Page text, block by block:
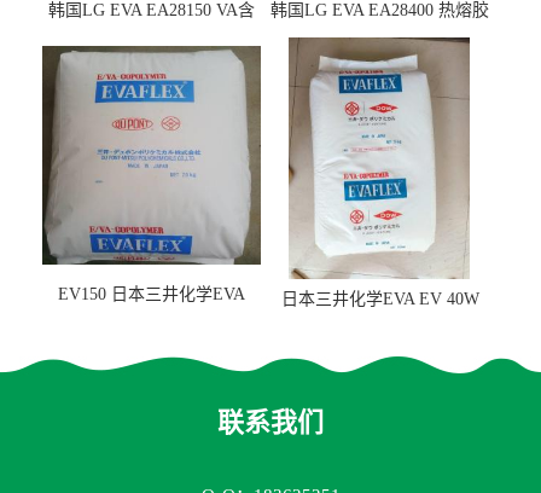
韩国LG EVA EA28150 VA含
韩国LG EVA EA28400 热熔胶
级 VA含量28 熔指400
EV150 日本三井化学EVA
日本三井化学EVA EV 40W
联系我们